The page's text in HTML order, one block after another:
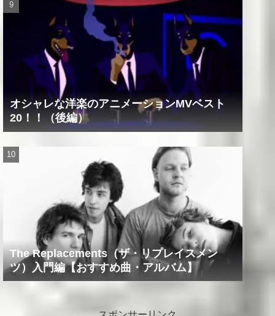
オシャレな洋楽のアニメーションMVベスト
20！！（後編）
The Replacements（ザ・リプレイスメン
ツ）入門編【おすすめ曲・アルバム】